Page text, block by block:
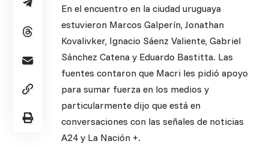
En el encuentro en la ciudad uruguaya
estuvieron Marcos Galperín, Jonathan
Kovalivker, Ignacio Sáenz Valiente, Gabriel
Sánchez Catena y Eduardo Bastitta. Las
fuentes contaron que Macri les pidió apoyo
para sumar fuerza en los medios y
particularmente dijo que está en
conversaciones con las señales de noticias
A24 y La Nación +.